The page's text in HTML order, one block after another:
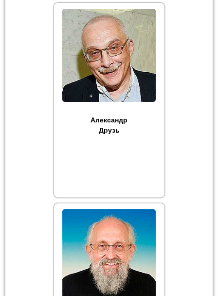
Александр
Друзь